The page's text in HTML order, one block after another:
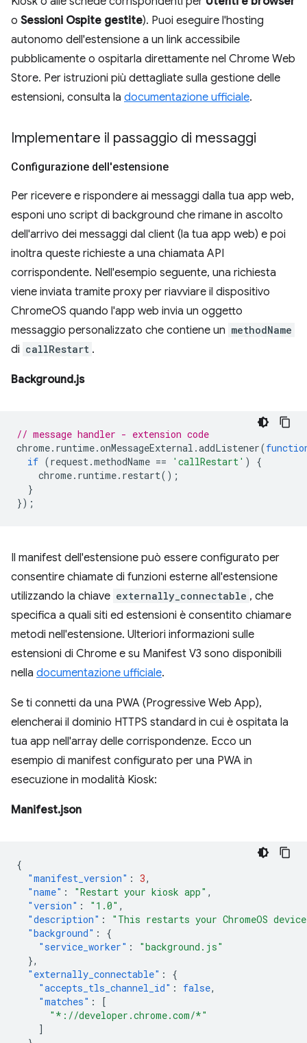
o Sessioni Ospite gestite). Puoi eseguire l'hosting
autonomo dell'estensione a un link accessibile
pubblicamente o ospitarla direttamente nel Chrome Web
Store. Per istruzioni più dettagliate sulla gestione delle
estensioni, consulta la documentazione ufficiale.
Implementare il passaggio di messaggi
Configurazione dell'estensione
Per ricevere e rispondere ai messaggi dalla tua app web,
esponi uno script di background che rimane in ascolto
dell'arrivo dei messaggi dal client (la tua app web) e poi
inoltra queste richieste a una chiamata API
corrispondente. Nell'esempio seguente, una richiesta
viene inviata tramite proxy per riavviare il dispositivo
ChromeOS quando l'app web invia un oggetto
messaggio personalizzato che contiene un methodName
di callRestart .
Background.js
// message handler - extension code
chrome. runtime.onMessageExternal .addListener(
if (request.methodName == 'callRestart' )
{
chrome. runtime. restart();
}
});
Il manifest dell'estensione può essere configurato per
consentire chiamate di funzioni esterne all'estensione
utilizzando la chiave externally_connectable⁠⁠ , che
specifica a quali siti ed estensioni è consentito chiamare
metodi nell'estensione. Ulteriori informazioni sulle
estensioni di Chrome e su Manifest V3 sono disponibili
nella documentazione ufficiale⁠⁠.
Se ti connetti da una PWA (Progressive Web App),
elencherai il dominio HTTPS standard in cui è ospitata la
tua app nell'array delle corrispondenze. Ecco un
esempio di manifest configurato per una PWA in
esecuzione in modalità Kiosk:
Manifest.json
{
"manifest_version" : 3,
"name" : "Restart your kiosk app" ,
"version" : "1.0" ,
"description" :
"This restarts your ChromeOS
"background" :
{
"service_worker" :
"background.js"
},
"externally_connectable" :
{
"accepts_tls_channel_id" : false,
"matches" :
[
"*://developer.chrome.com/*"
]